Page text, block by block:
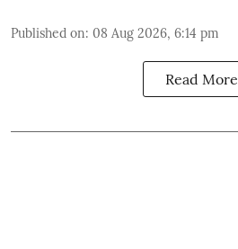
Published on: 08 Aug 2026, 6:14 pm
Read More